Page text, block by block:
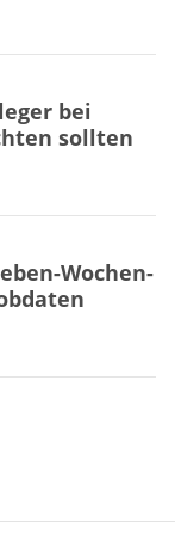
bei
sollten
Wochen-